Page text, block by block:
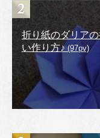
折り紙のダリア
い作り方♪(97pv)